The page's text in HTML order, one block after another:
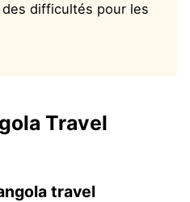
difficultés pour les
Travel
travel